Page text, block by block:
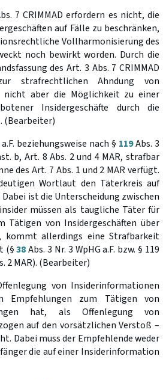
7 CRIMMAD erfordern es nicht, die
auf Fälle zu beschränken,
Vollharmonisierung des
noch bewirkt worden. Durch die
des Art. 3 Abs. 7 CRIMMAD
strafrechtlichen Ahndung von
nicht aber die Möglichkeit zu einer
Insidergeschäfte durch die
(Bearbeiter)
beziehungsweise nach § 119Abs. 3
b, Art. 8 Abs. 2 und 4 MAR, strafbar
des Art. 7 Abs. 1 und 2 MAR verfügt.
Wortlaut den Täterkreis auf
ist die Unterscheidung zwischen
müssen als taugliche Täter für
Tätigen von Insidergeschäften über
kommt allerdings eine Strafbarkeit
(§38Abs. 3 Nr. 3 WpHG a.F. bzw. § 119
2 MAR). (Bearbeiter)
von Insiderinformationen
Empfehlungen zum Tätigen von
hat, als Offenlegung von
auf den vorsätzlichen Verstoß –
Dabei muss der Empfehlende weder
die auf einer Insiderinformation